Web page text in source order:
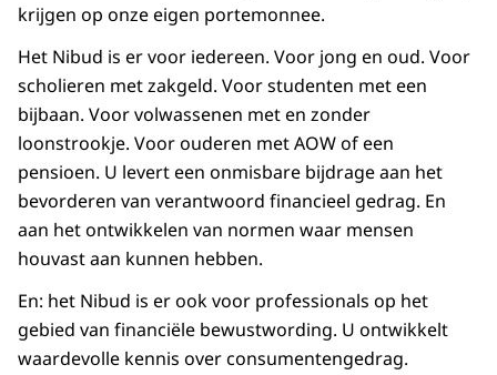
krijgen op onze eigen portemonnee.
Het Nibud is er voor iedereen. Voor jong en oud. Voor
scholieren met zakgeld. Voor studenten met een
bijbaan. Voor volwassenen met en zonder
loonstrookje. Voor ouderen met AOW of een
pensioen. U levert een onmisbare bijdrage aan het
bevorderen van verantwoord financieel gedrag. En
aan het ontwikkelen van normen waar mensen
houvast aan kunnen hebben.
En: het Nibud is er ook voor professionals op het
gebied van financiële bewustwording. U ontwikkelt
waardevolle kennis over consumentengedrag.